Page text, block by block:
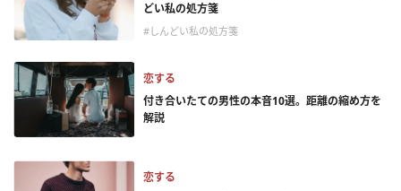
どい私の処方箋
#しんどい私の処方箋
恋する
付き合いたての男性の本音10選。距離の縮め方を
解説
恋する